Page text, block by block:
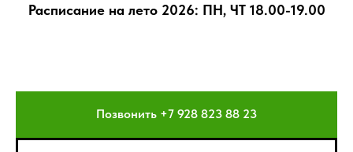
Расписание на лето 2026: ПН, ЧТ 18.00-19.00
Позвонить +7 928 823 88 23